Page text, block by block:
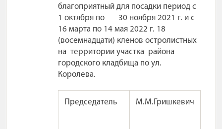
благоприятный для посадки период с
1 октября по 30 ноября 2021 г. и с
16 марта по 14 мая 2022 г. 18
(восемнадцати) кленов остролистных
на территории участка района
городского кладбища по ул.
Королева.
Председатель М.М.Гришкевич